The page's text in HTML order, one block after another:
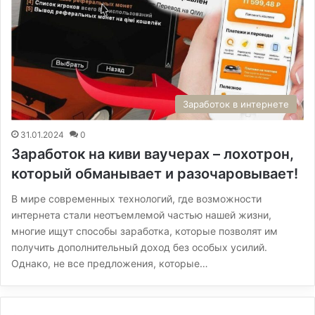
Заработок в интернете
31.01.2024 0
Заработок на киви ваучерах – лохотрон,
который обманывает и разочаровывает!
В мире современных технологий, где возможности
интернета стали неотъемлемой частью нашей жизни,
многие ищут способы заработка, которые позволят им
получить дополнительный доход без особых усилий.
Однако, не все предложения, которые…